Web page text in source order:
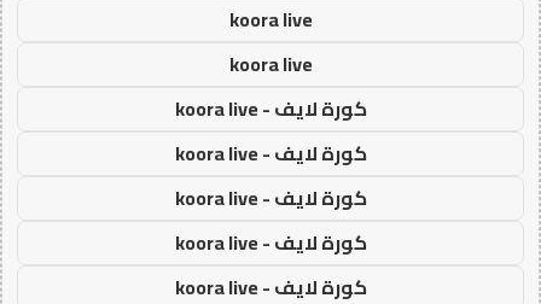
koora live
koora live
كورة لايف - koora live
كورة لايف - koora live
كورة لايف - koora live
كورة لايف - koora live
كورة لايف - koora live